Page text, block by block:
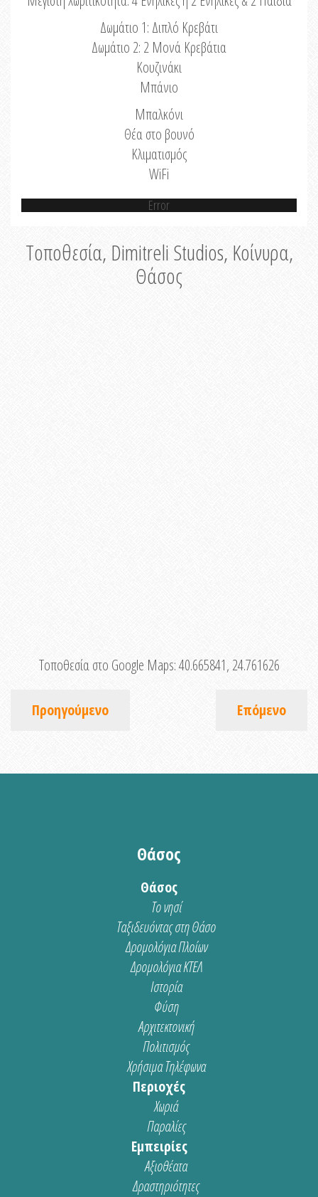
Δωμάτιο 1: Διπλό Κρεβάτι
Δωμάτιο 2: 2 Μονά Κρεβάτια
Κουζινάκι
Μπάνιο
Μπαλκόνι
Θέα στο βουνό
Κλιματισμός
WiFi
Error
Τοποθεσία, Dimitreli Studios, Κοίνυρα,
Θάσος
Τοποθεσία στο Google Maps:40.665841, 24.761626
Προηγούμενο Επόμενο
Θάσος
Θάσος
Το νησί
Ταξιδευόντας στη Θάσο
Δρομολόγια Πλοίων
Δρομολόγια ΚΤΕΛ
Ιστορία
Φύση
Αρχιτεκτονική
Πολιτισμός
Χρήσιμα Τηλέφωνα
Περιοχές
Χωριά
Παραλίες
Εμπειρίες
Αξιοθέατα
Δραστηριότητες